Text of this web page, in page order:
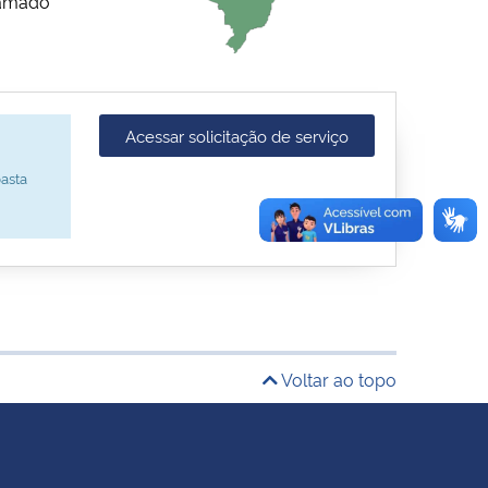
Acessar solicitação de serviço
Voltar ao topo